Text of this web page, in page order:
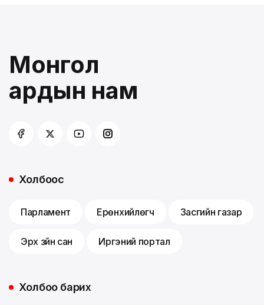
Монгол
ардын нам
Холбоос
Парламент Ерөнхийлөгч Засгийн газар
Эрх зүйн сан Иргэний портал
Холбоо барих